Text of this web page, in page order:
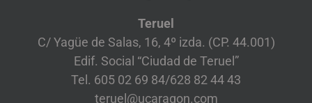
Teruel
C/ Yagüe de Salas, 16, 4º izda. (CP. 44.001)
Edif. Social “Ciudad de Teruel”
Tel. 605 02 69 84/628 82 44 43
teruel@ucaragon.com